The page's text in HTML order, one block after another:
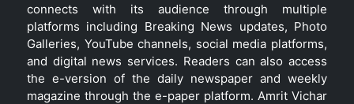
connects with its audience through multiple
platforms including Breaking News updates, Photo
Galleries, YouTube channels, social media platforms,
and digital news services. Readers can also access
the e-version of the daily newspaper and weekly
magazine through the e-paper platform. Amrit Vichar